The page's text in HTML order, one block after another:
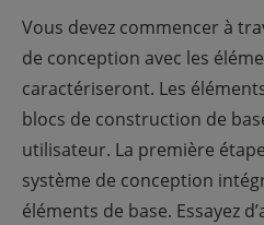
Vous devez commencer à
de conception avec les
caractériseront. Les
blocs de construction de
utilisateur. La première
système de conception
éléments de base. Essayez